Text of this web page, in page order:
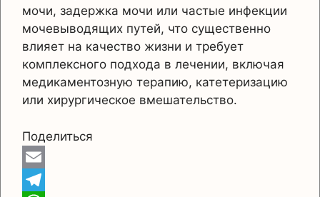
мочи, задержка мочи или частые инфекции
мочевыводящих путей, что существенно
влияет на качество жизни и требует
комплексного подхода в лечении, включая
медикаментозную терапию, катетеризацию
или хирургическое вмешательство.
Поделиться
E